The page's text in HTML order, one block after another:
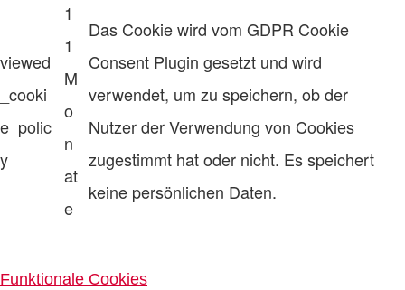
viewed
_cooki
e_polic
y
1
1
M
o
n
at
e
Das Cookie wird vom GDPR Cookie
Consent Plugin gesetzt und wird
verwendet, um zu speichern, ob der
Nutzer der Verwendung von Cookies
zugestimmt hat oder nicht. Es speichert
keine persönlichen Daten.
Funktionale Cookies